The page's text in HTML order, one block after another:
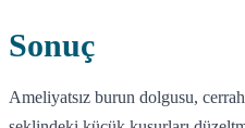
Sonuç
Ameliyatsız burun dolgusu,